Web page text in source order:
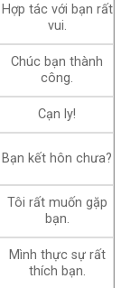
Hợp tác với bạn rất
vui.
Chúc bạn thành
công.
Cạn ly!
Bạn kết hôn chưa?
Tôi rất muốn gặp
bạn.
Mình thực sự rất
thích bạn.